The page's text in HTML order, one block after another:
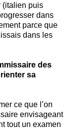
(italien puis
dans
parce que
dans les
des
sa
ce que l’on
envisageant
tout un examen